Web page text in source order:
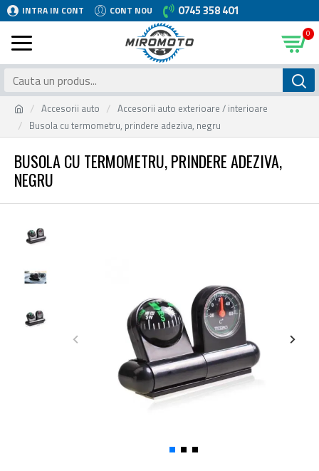
INTRA IN CONT CONT NOU 0745 358 401
0
Accesorii auto
Accesorii auto exterioare / interioare
Busola cu termometru, prindere adeziva, negru
BUSOLA CU TERMOMETRU, PRINDERE ADEZIVA,
NEGRU